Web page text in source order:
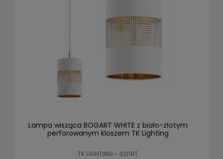
Lampa wisząca BOGART WHITE z biało-złotym
perforowanym kloszem TK Lighting
TK LIGHTING - 3208T